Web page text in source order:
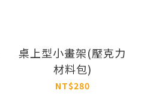
桌上型小畫架(壓克力
材料包)
NT$280